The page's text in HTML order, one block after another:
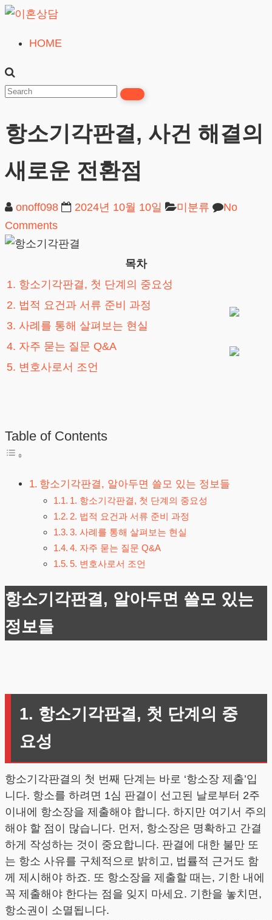
Skip
content
혼
상
24시간365일
HOME
항소기각판결, 사건 해결의
새로운 전환점
onoff098 2024년 10월 10일 미분류
No
Comments
목차
1. 항소기각판결, 첫 단계의 중요성
2. 법적 요건과 서류 준비 과정
3. 사례를 통해 살펴보는 현실
4. 자주 묻는 질문 Q&A
5. 변호사로서 조언
Table of Contents
항소기각판결, 알아두면 쓸모 있는 정보들
1. 항소기각판결, 첫 단계의 중요성
2. 법적 요건과 서류 준비 과정
3. 사례를 통해 살펴보는 현실
4. 자주 묻는 질문 Q&A
5. 변호사로서 조언
항소기각판결, 알아두면 쓸모 있는
정보들
1. 항소기각판결, 첫 단계의 중
요성
항소기각판결의 첫 번째 단계는 바로 ‘항소장 제출’입
니다. 항소를 하려면 1심 판결이 선고된 날로부터 2주
이내에 항소장을 제출해야 합니다. 하지만 여기서 주의
해야 할 점이 많습니다. 먼저, 항소장은 명확하고 간결
하게 작성하는 것이 중요합니다. 판결에 대한 불만 또
는 항소 사유를 구체적으로 밝히고, 법률적 근거도 함
께 제시해야 하죠. 또 항소장을 제출할 때는, 기한 내에
꼭 제출해야 한다는 점을 잊지 마세요. 기한을 놓치면,
항소권이 소멸됩니다.